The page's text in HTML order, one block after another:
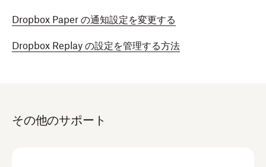
Dropbox Paper の通知設定を変更する
Dropbox Replay の設定を管理する方法
その他のサポート